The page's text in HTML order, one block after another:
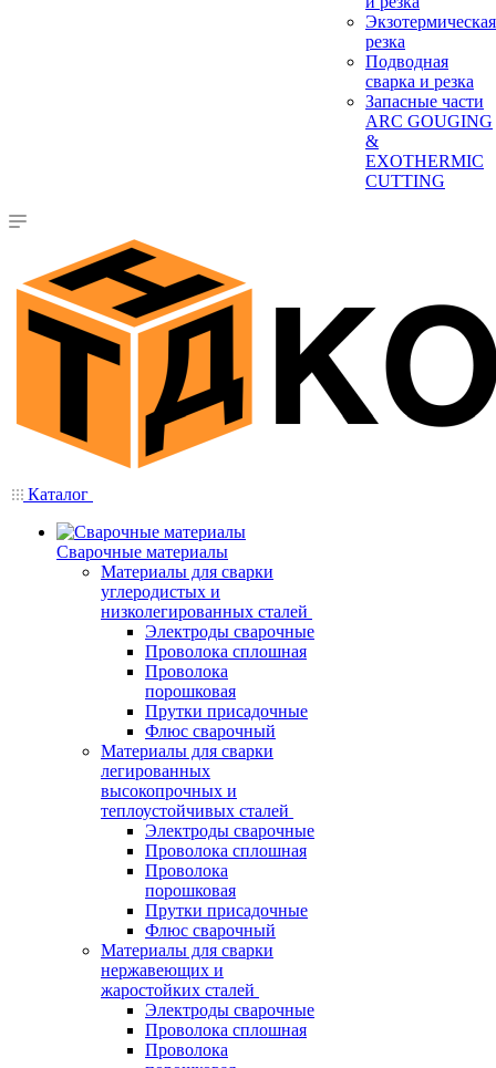
Экзотермическая
резка
Подводная
сварка и резка
Запасные части
ARC GOUGING
&
EXOTHERMIC
CUTTING
Каталог
Сварочные материалы
Материалы для сварки
углеродистых и
низколегированных сталей
Электроды сварочные
Проволока сплошная
Проволока
порошковая
Прутки присадочные
Флюс сварочный
Материалы для сварки
легированных
высокопрочных и
теплоустойчивых сталей
Электроды сварочные
Проволока сплошная
Проволока
порошковая
Прутки присадочные
Флюс сварочный
Материалы для сварки
нержавеющих и
жаростойких сталей
Электроды сварочные
Проволока сплошная
Проволока